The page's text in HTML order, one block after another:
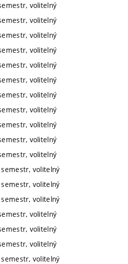
volitelný
volitelný
volitelný
volitelný
volitelný
volitelný
volitelný
volitelný
volitelný
volitelný
volitelný
volitelný
volitelný
volitelný
volitelný
volitelný
volitelný
volitelný